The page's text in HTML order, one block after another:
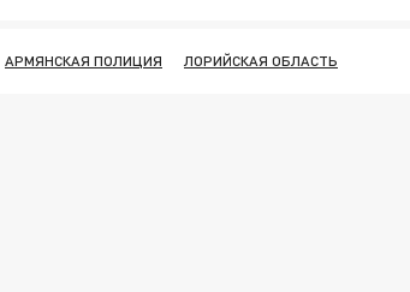
АРМЯНСКАЯ ПОЛИЦИЯ ЛОРИЙСКАЯ ОБЛАСТЬ